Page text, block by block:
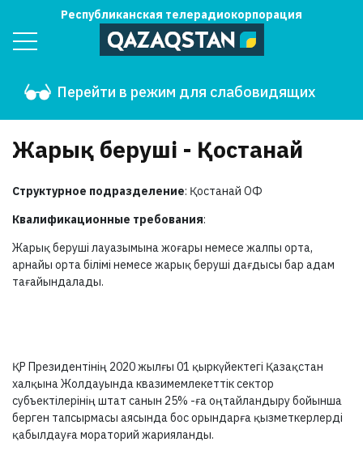
Республиканская телерадиокорпорация
Перейти в режим для слабовидящих
Жарық беруші - Қостанай
Структурное подразделение: Қостанай ОФ
Квалификационные требования:
Жарық беруші лауазымына жоғары немесе жалпы орта,
арнайы орта білімі немесе жарық беруші дағдысы бар адам
тағайындалады.
ҚР Президентінің 2020 жылғы 01 қыркүйектегі Қазақстан
халқына Жолдауында квазимемлекеттік сектор
субъектілерінің штат санын 25% -ға оңтайландыру бойынша
берген тапсырмасы аясында бос орындарға қызметкерлерді
қабылдауға мораторий жарияланды.